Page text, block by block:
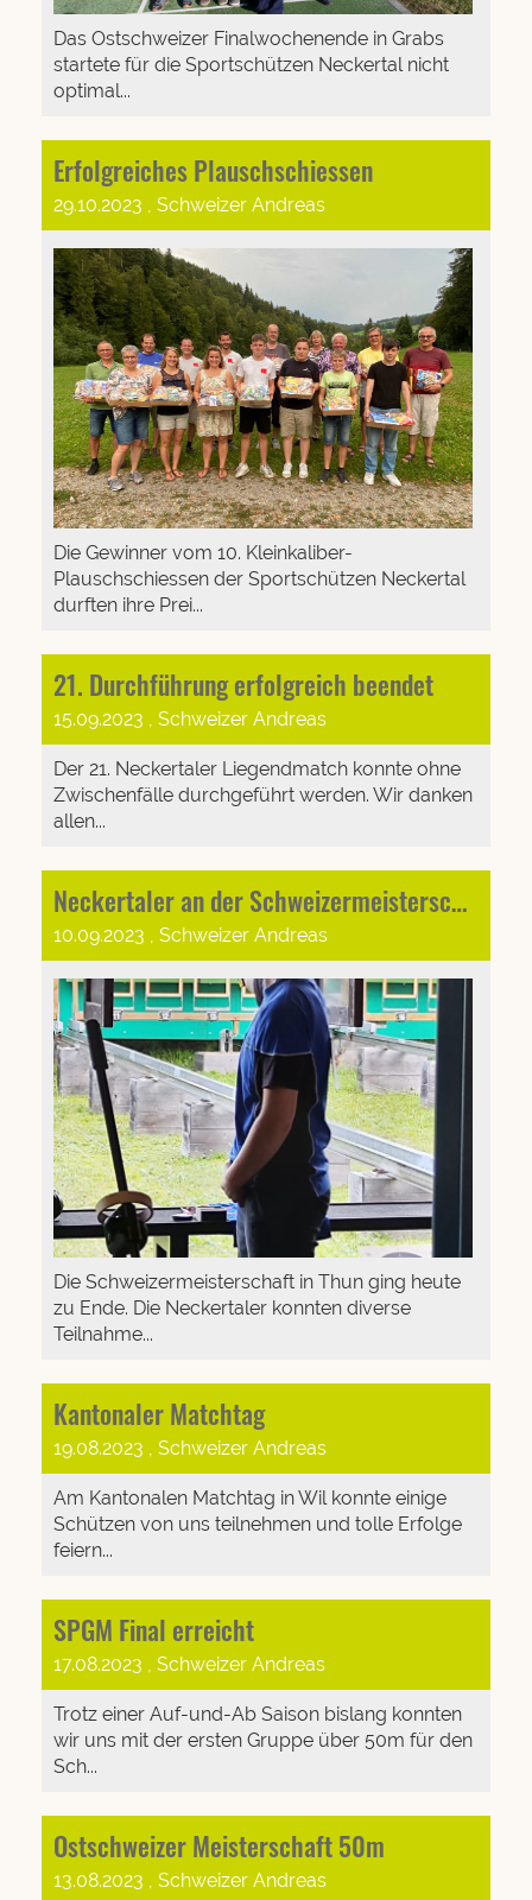
Das Ostschweizer Finalwochenende in Grabs
startete für die Sportschützen Neckertal nicht
optimal...
Erfolgreiches Plauschschiessen
29.10.2023 , Schweizer Andreas
Die Gewinner vom 10. Kleinkaliber-
Plauschschiessen der Sportschützen Neckertal
durften ihre Prei...
21. Durchführung erfolgreich beendet
15.09.2023 , Schweizer Andreas
Der 21. Neckertaler Liegendmatch konnte ohne
Zwischenfälle durchgeführt werden. Wir danken
allen...
Neckertaler an der Schweizermeisterschaft
10.09.2023 , Schweizer Andreas
Die Schweizermeisterschaft in Thun ging heute
zu Ende. Die Neckertaler konnten diverse
Teilnahme...
Kantonaler Matchtag
19.08.2023 , Schweizer Andreas
Am Kantonalen Matchtag in Wil konnte einige
Schützen von uns teilnehmen und tolle Erfolge
feiern...
SPGM Final erreicht
17.08.2023 , Schweizer Andreas
Trotz einer Auf-und-Ab Saison bislang konnten
wir uns mit der ersten Gruppe über 50m für den
Sch...
Ostschweizer Meisterschaft 50m
13.08.2023 , Schweizer Andreas